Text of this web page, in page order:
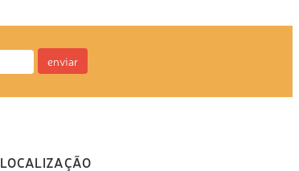
enviar
LOCALIZAÇÃO